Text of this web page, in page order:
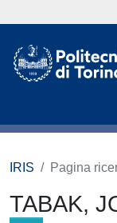
IRIS Pagina
TABAK,